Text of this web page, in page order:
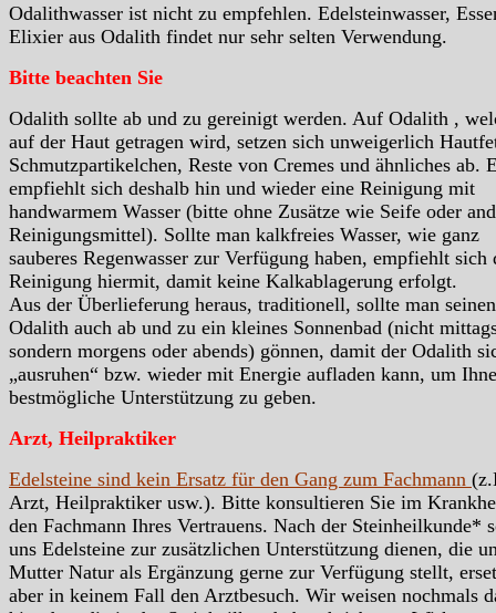
Odalithwasser ist nicht zu empfehlen. Edelsteinwasser,
Elixier aus Odalith findet nur sehr selten Verwendung.
Bitte beachten Sie
Odalith sollte ab und zu gereinigt werden. Auf Odalith ,
auf der Haut getragen wird, setzen sich unweigerlich
Schmutzpartikelchen, Reste von Cremes und ähnliches ab.
empfiehlt sich deshalb hin und wieder eine Reinigung mit
handwarmem Wasser (bitte ohne Zusätze wie Seife oder
Reinigungsmittel). Sollte man kalkfreies Wasser, wie ganz
sauberes Regenwasser zur Verfügung haben, empfiehlt sich
Reinigung hiermit, damit keine Kalkablagerung erfolgt.
Aus der Überlieferung heraus, traditionell, sollte man seinen
Odalith auch ab und zu ein kleines Sonnenbad (nicht
sondern morgens oder abends) gönnen, damit der Odalith
„ausruhen“ bzw. wieder mit Energie aufladen kann, um
bestmögliche Unterstützung zu geben.
Arzt, Heilpraktiker
Edelsteine sind kein Ersatz für den Gang zum Fachmann
Arzt, Heilpraktiker usw.). Bitte konsultieren Sie im
den Fachmann Ihres Vertrauens. Nach der Steinheilkunde*
uns Edelsteine zur zusätzlichen Unterstützung dienen, die
Mutter Natur als Ergänzung gerne zur Verfügung stellt,
aber in keinem Fall den Arztbesuch. Wir weisen nochmals